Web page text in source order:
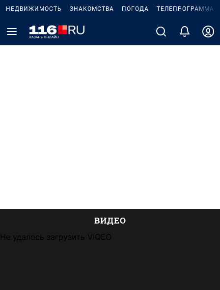
НЕДВИЖИМОСТЬ ЗНАКОМСТВА ПОГОДА ТЕЛЕПРОГРАММА
ВИДЕО
Не удалось загрузить VIQEO